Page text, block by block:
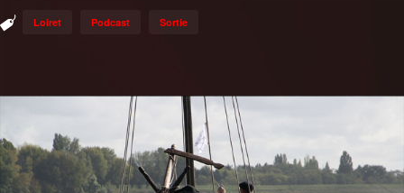
Loiret Podcast Sortie